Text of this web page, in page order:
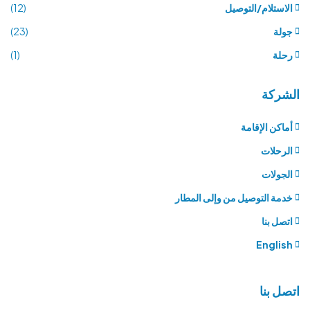
الاستلام/التوصيل
(12)
جولة
(23)
رحلة
(1)
الشركة
أماكن الإقامة
الرحلات
الجولات
خدمة التوصيل من وإلى المطار
اتصل بنا
English
اتصل بنا